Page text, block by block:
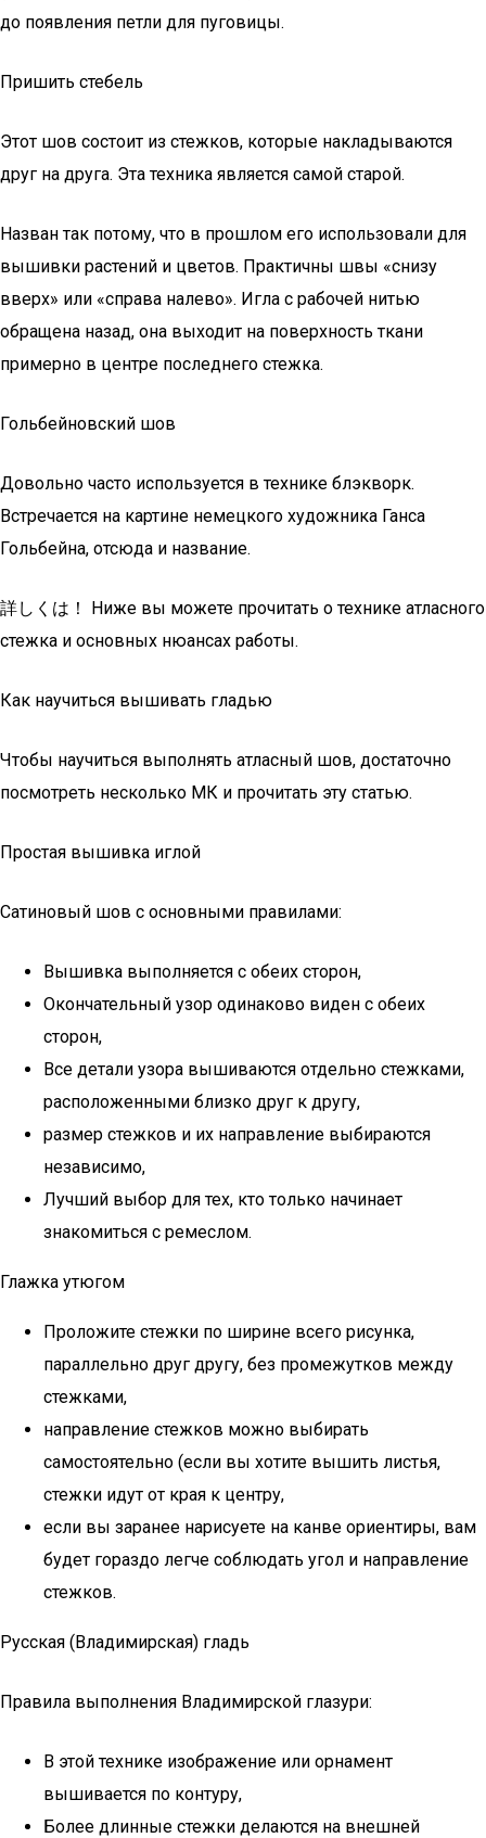
до появления петли для пуговицы.
Пришить стебель
Этот шов состоит из стежков, которые накладываются
друг на друга. Эта техника является самой старой.
Назван так потому, что в прошлом его использовали для
вышивки растений и цветов. Практичны швы «снизу
вверх» или «справа налево». Игла с рабочей нитью
обращена назад, она выходит на поверхность ткани
примерно в центре последнего стежка.
Гольбейновский шов
Довольно часто используется в технике блэкворк.
Встречается на картине немецкого художника Ганса
Гольбейна, отсюда и название.
詳しくは！ Ниже вы можете прочитать о технике атласного
стежка и основных нюансах работы.
Как научиться вышивать гладью
Чтобы научиться выполнять атласный шов, достаточно
посмотреть несколько МК и прочитать эту статью.
Простая вышивка иглой
Сатиновый шов с основными правилами:
Вышивка выполняется с обеих сторон,
Окончательный узор одинаково виден с обеих
сторон,
Все детали узора вышиваются отдельно стежками,
расположенными близко друг к другу,
размер стежков и их направление выбираются
независимо,
Лучший выбор для тех, кто только начинает
знакомиться с ремеслом.
Глажка утюгом
Проложите стежки по ширине всего рисунка,
параллельно друг другу, без промежутков между
стежками,
направление стежков можно выбирать
самостоятельно (если вы хотите вышить листья,
стежки идут от края к центру,
если вы заранее нарисуете на канве ориентиры, вам
будет гораздо легче соблюдать угол и направление
стежков.
Русская (Владимирская) гладь
Правила выполнения Владимирской глазури:
В этой технике изображение или орнамент
вышивается по контуру,
Более длинные стежки делаются на внешней